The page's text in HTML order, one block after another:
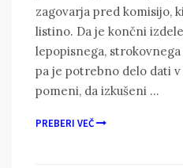
zagovarja pred komisijo,
listino. Da je končni
lepopisnega,
pa je potrebno delo dati
pomeni, da izkušeni …
PREBERI VEČ